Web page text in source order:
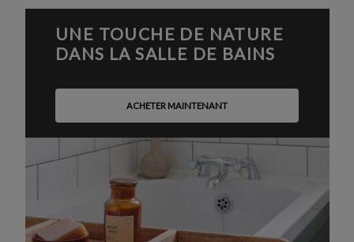
UNE TOUCHE DE NATURE
DANS LA SALLE DE BAINS
ACHETER MAINTENANT